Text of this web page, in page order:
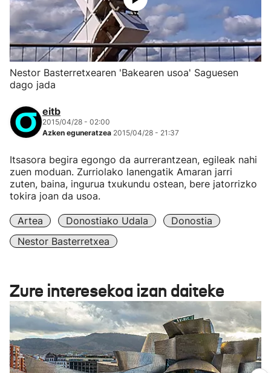
Nestor Basterretxearen 'Bakearen usoa' Saguesen
dago jada
eitb
2015/04/28 - 02:00
Azken eguneratzea 2015/04/28 - 21:37
Itsasora begira egongo da aurrerantzean, egileak nahi
zuen moduan. Zurriolako lanengatik Amaran jarri
zuten, baina, ingurua txukundu ostean, bere jatorrizko
tokira joan da usoa.
Artea Donostiako Udala
Donostia
Nestor Basterretxea
Zure interesekoa izan daiteke